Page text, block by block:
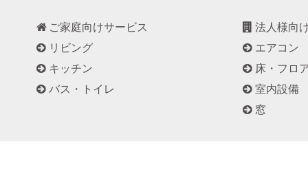
ご家庭向けサービス
リビング
キッチン
バス・トイレ
法人様向
エアコン
床・フロ
室内設備
窓